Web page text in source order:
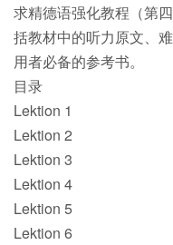
求精德语强化教程（第
括教材中的听力原文、
用者必备的参考书。
目录
Lektion 1
Lektion 2
Lektion 3
Lektion 4
Lektion 5
Lektion 6